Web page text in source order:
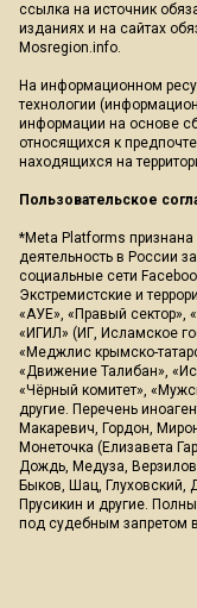
ссылка на источник
изданиях и на сайтах
Mosregion.info.
На информационном
технологии
информации на основе
относящихся к
находящихся на
Пользовательское
*Meta Platforms признана
деятельность в России
социальные сети
Экстремистские и
«АУЕ», «Правый сектор»,
«ИГИЛ» (ИГ, Исламское
«Меджлис крымско-
«Движение Талибан»,
«Чёрный комитет»,
другие. Перечень
Макаревич, Гордон,
Монеточка (Елизавета
Дождь, Медуза,
Быков, Шац, Глуховский,
Прусикин и другие.
под судебным запретом